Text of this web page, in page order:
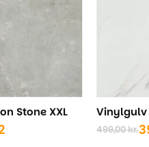
Stone XXL Vinylgulv
499,00kr.
Den
Den